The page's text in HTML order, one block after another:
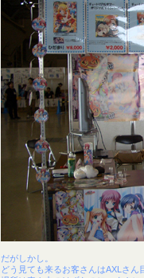
だがしかし。
どう見ても来るお客さんはAXLさん